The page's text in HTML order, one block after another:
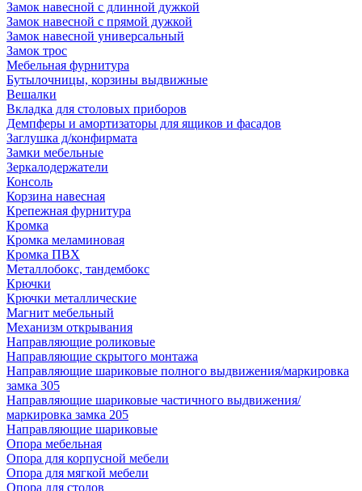
Замок навесной с длинной дужкой
Замок навесной с прямой дужкой
Замок навесной универсальный
Замок трос
Мебельная фурнитура
Бутылочницы, корзины выдвижные
Вешалки
Вкладка для столовых приборов
Демпферы и амортизаторы для ящиков и фасадов
Заглушка д/конфирмата
Замки мебельные
Зеркалодержатели
Консоль
Корзина навесная
Крепежная фурнитура
Кромка
Кромка меламиновая
Кромка ПВХ
Металлобокс, тандембокс
Крючки
Крючки металлические
Магнит мебельный
Механизм открывания
Направляющие роликовые
Направляющие скрытого монтажа
Направляющие шариковые полного выдвижения/маркировка
замка 305
Направляющие шариковые частичного выдвижения/
маркировка замка 205
Направляющие шариковые
Опора мебельная
Опора для корпусной мебели
Опора для мягкой мебели
Опора для столов